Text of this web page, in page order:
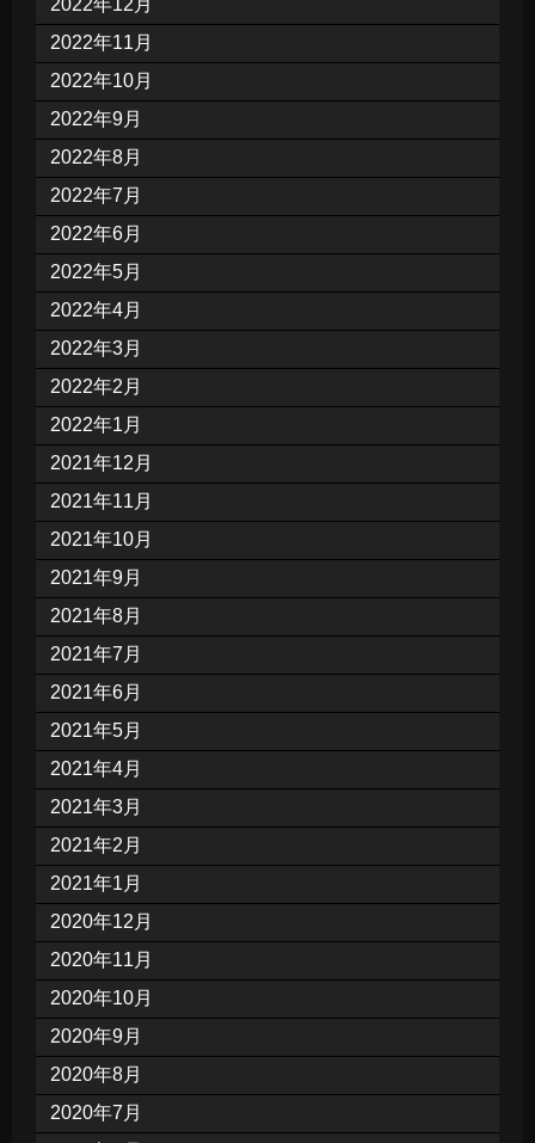
2022年12月
2022年11月
2022年10月
2022年9月
2022年8月
2022年7月
2022年6月
2022年5月
2022年4月
2022年3月
2022年2月
2022年1月
2021年12月
2021年11月
2021年10月
2021年9月
2021年8月
2021年7月
2021年6月
2021年5月
2021年4月
2021年3月
2021年2月
2021年1月
2020年12月
2020年11月
2020年10月
2020年9月
2020年8月
2020年7月